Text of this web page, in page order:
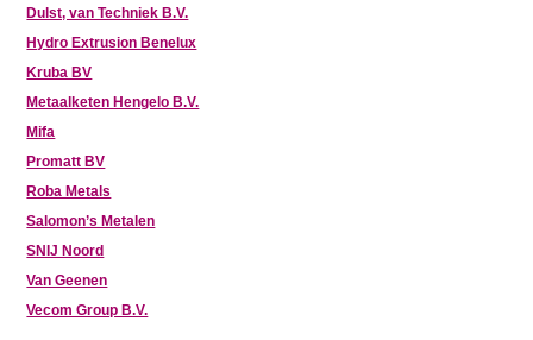
Dulst, van Techniek B.V.
Hydro Extrusion Benelux
Kruba BV
Metaalketen Hengelo B.V.
Mifa
Promatt BV
Roba Metals
Salomon’s Metalen
SNIJ Noord
Van Geenen
Vecom Group B.V.